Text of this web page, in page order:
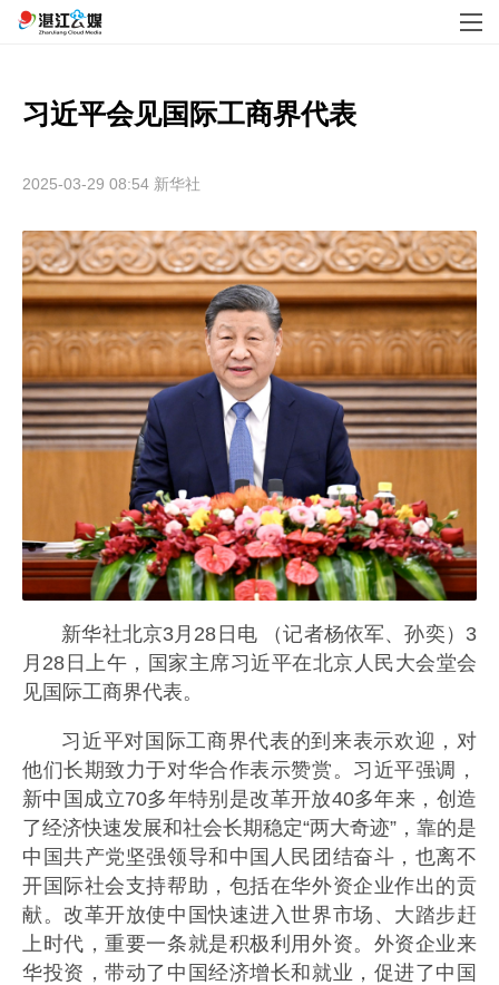
习近平会见国际工商界代表
2025-03-29 08:54 新华社
新华社北京3月28日电 （记者杨依军、孙奕）3
月28日上午，国家主席习近平在北京人民大会堂会
见国际工商界代表。
习近平对国际工商界代表的到来表示欢迎，对
他们长期致力于对华合作表示赞赏。习近平强调，
新中国成立70多年特别是改革开放40多年来，创造
了经济快速发展和社会长期稳定“两大奇迹”，靠的是
中国共产党坚强领导和中国人民团结奋斗，也离不
开国际社会支持帮助，包括在华外资企业作出的贡
献。改革开放使中国快速进入世界市场、大踏步赶
上时代，重要一条就是积极利用外资。外资企业来
华投资，带动了中国经济增长和就业，促进了中国